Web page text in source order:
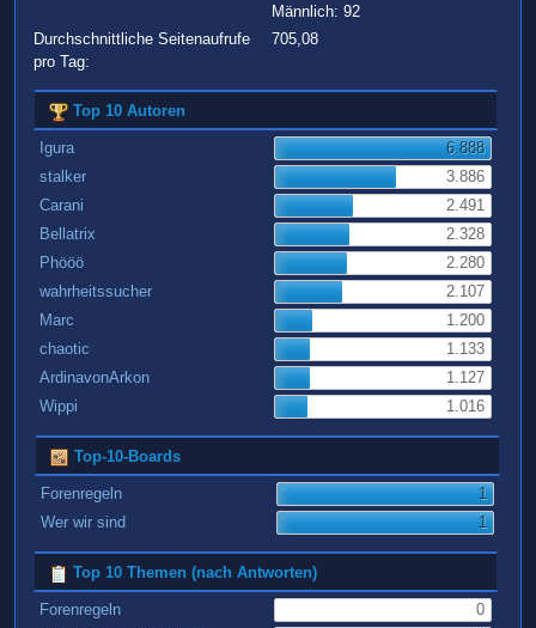
Männlich: 92
Durchschnittliche Seitenaufrufe
pro Tag:
705,08
Top 10 Autoren
Igura
6.888
stalker
3.886
Carani
2.491
Bellatrix
2.328
Phööö
2.280
wahrheitssucher
2.107
Marc
1.200
chaotic
1.133
ArdinavonArkon
1.127
Wippi
1.016
Top-10-Boards
Forenregeln
1
Wer wir sind
1
Top 10 Themen (nach Antworten)
Forenregeln
0